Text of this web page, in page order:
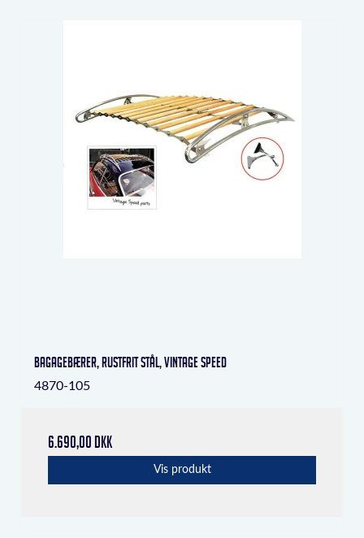
bagagebærer, rustfrit stål, Vintage Speed
4870-105
6.690,00 DKK
Vis produkt